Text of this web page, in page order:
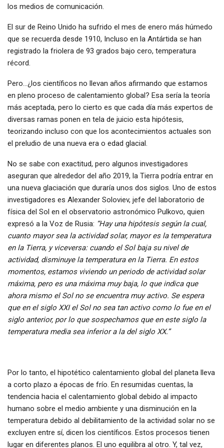
los medios de comunicación.
El sur de Reino Unido ha sufrido el mes de enero más húmedo
que se recuerda desde 1910, Incluso en la Antártida se han
registrado la friolera de 93 grados bajo cero, temperatura
récord.
Pero…¿los científicos no llevan años afirmando que estamos
en pleno proceso de calentamiento global? Esa sería la teoría
más aceptada, pero lo cierto es que cada día más expertos de
diversas ramas ponen en tela de juicio esta hipótesis,
teorizando incluso con que los acontecimientos actuales son
el preludio de una nueva era o edad glacial.
No se sabe con exactitud, pero algunos investigadores
aseguran que alrededor del año 2019, la Tierra podría entrar en
una nueva glaciación que duraría unos dos siglos. Uno de estos
investigadores es Alexander Soloviev, jefe del laboratorio de
física del Sol en el observatorio astronómico Pulkovo, quien
expresó a la Voz de Rusia: “Hay una hipótesis según la cual,
cuanto mayor sea la actividad solar, mayor es la temperatura
en la Tierra, y viceversa: cuando el Sol baja su nivel de
actividad, disminuye la temperatura en la Tierra. En estos
momentos, estamos viviendo un periodo de actividad solar
máxima, pero es una máxima muy baja, lo que indica que
ahora mismo el Sol no se encuentra muy activo. Se espera
que en el siglo XXI el Sol no sea tan activo como lo fue en el
siglo anterior, por lo que sospechamos que en este siglo la
temperatura media sea inferior a la del siglo XX.”
Por lo tanto, el hipotético calentamiento global del planeta lleva
a corto plazo a épocas de frío. En resumidas cuentas, la
tendencia hacia el calentamiento global debido al impacto
humano sobre el medio ambiente y una disminución en la
temperatura debido al debilitamiento de la actividad solar no se
excluyen entre sí, dicen los científicos. Estos procesos tienen
lugar en diferentes planos. El uno equilibra al otro. Y, tal vez,